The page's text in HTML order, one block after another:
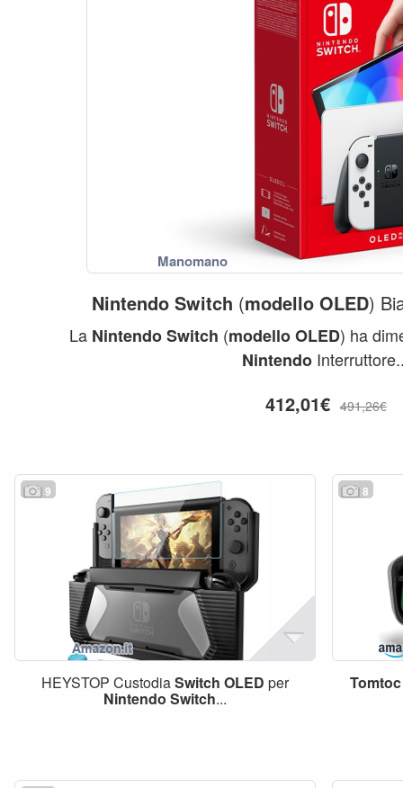
Nintendo Switch (modello OLED)
La Nintendo Switch (modello OLED) ha
Nintendo
412,01€ 491,26€
9
HEYSTOP CustodiaSwitch OLED per
Nintendo Switch...
8
Tomtoc